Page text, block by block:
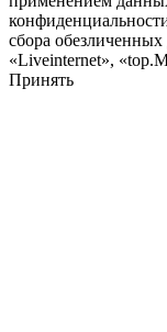
сбора
«Liveinternet»,
Принять